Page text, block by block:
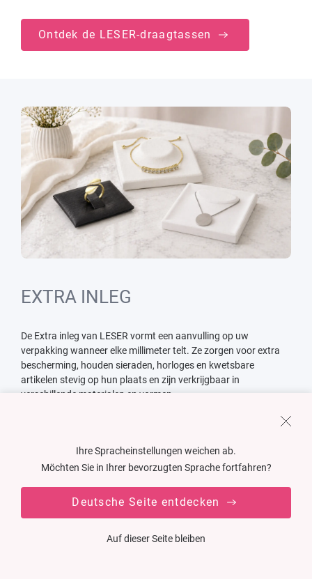
Ontdek de LESER-draagtassen
EXTRA INLEG
De Extra inleg van LESER vormt een aanvulling op uw
verpakking wanneer elke millimeter telt. Ze zorgen voor extra
bescherming, houden sieraden, horloges en kwetsbare
artikelen stevig op hun plaats en zijn verkrijgbaar in
verschillende materialen en vormen.
Bekijk onze extra inleg
Ihre Spracheinstellungen weichen ab.
Möchten Sie in Ihrer bevorzugten Sprache fortfahren?
Deutsche Seite entdecken
Auf dieser Seite bleiben